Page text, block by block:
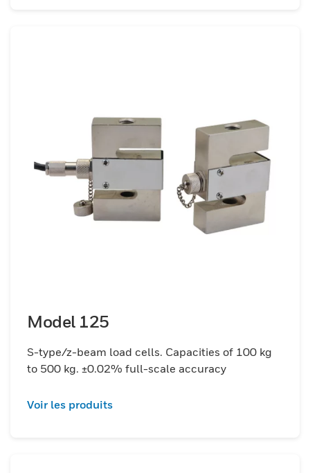
Model 125
S-type/z-beam load cells. Capacities of 100 kg
to 500 kg. ±0.02% full-scale accuracy
Voir les produits